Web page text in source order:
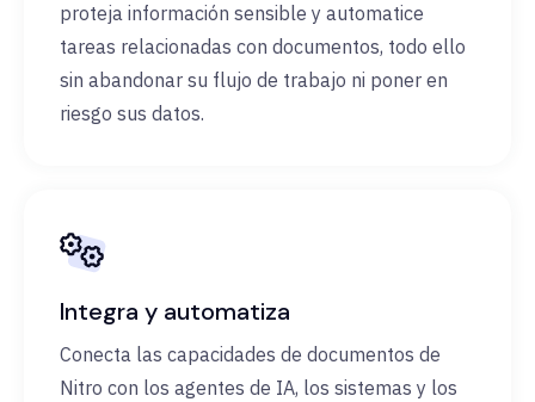
proteja información sensible y automatice
tareas relacionadas con documentos, todo ello
sin abandonar su flujo de trabajo ni poner en
riesgo sus datos.
Integra y automatiza
Conecta las capacidades de documentos de
Nitro con los agentes de IA, los sistemas y los